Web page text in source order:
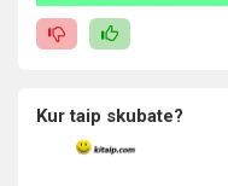
Kur taip skubate?